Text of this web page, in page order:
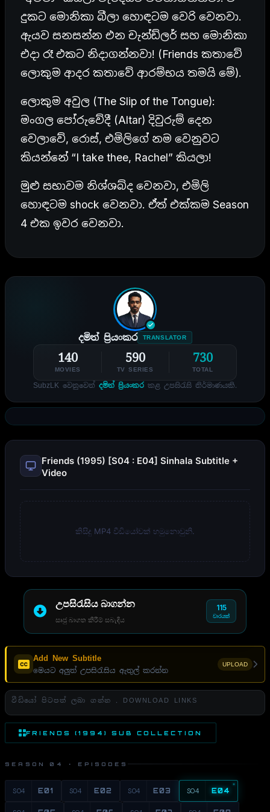
දුකට මොනිකා බීලා හොඳටම වෙරි වෙනවා.
ඇයව සනසන්න එන චැන්ඩ්ලර් සහ මොනිකා
එදා රෑ එකට නිදාගන්නවා! (Friends කතාවේ
ලොකුම ආදර කතාවේ ආරම්භය තමයි මේ).
ලොකුම අවුල (The Slip of the Tongue):
මංගල පෝරුවේදී (Altar) දිවුරුම් දෙන
වෙලාවේ, රොස්, එමිලිගේ නම වෙනුවට
කියන්නේ “I take thee, Rachel” කියලා!
මුළු සභාවම නිශ්ශබ්ද වෙනවා, එමිලි
හොඳටම shock වෙනවා. ඒත් එක්කම Season
4 එක ඉවර වෙනවා.
දමිත් ප්‍රියංකර TRANSLATOR
140
MOVIES
590
TV SERIES
730
TOTAL
SubzLK වෙනුවෙන් දමිත් ප්‍රියංකර කළ උපසිරැසි නිර්මාණයකි.
Friends (1995) [S04 : E04] Sinhala Subtitle +
Video
කිසිදු MP4 වීඩියෝවක් හමුනොවුනි.
උපසිරැසිය බාගන්න
සෘජු බාගත කිරීම් සබැඳිය
115
වාරයක්
Add New Subtitle
මෙයට අලුත් උපසිරැසිය ඇතුල් කරන්න
UPLOAD
වීඩියෝ පිටපත් ලබා ගන්න . DOWNLOAD LINKS
FRIENDS (1994) SUB COLLECTION
SEASON 04 · EPISODES
S04 E01 S04 E02 S04 E03 S04 E04